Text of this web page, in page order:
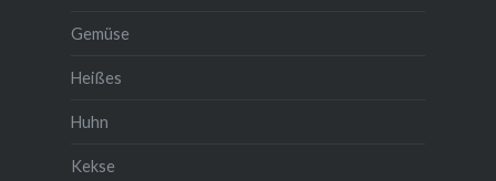
Gemüse
Heißes
Huhn
Kekse